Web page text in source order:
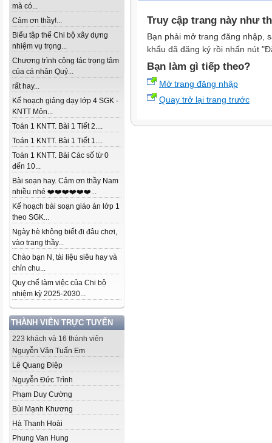
mà có...
Cảm ơn thầy!...
Biểu tập thể Chi bộ xây dựng
nhiệm vụ trọng...
Chương trình công tác trọng tâm
của cá nhân Quý...
rất hay...
Kế hoạch giảng dạy lớp 4 SGK -
KNTT Môn...
Toán 1 KNTT. Bài 1 Tiết 2....
Toán 1 KNTT. Bài 1 Tiết 1....
Toán 1 KNTT. Bài Các số từ 0
đến 10...
Bài soạn hay. Cảm ơn thầy Nam
nhiều nhé ❤️❤️❤️❤️❤️❤️...
Kế hoạch bài soạn giáo án lớp 1
theo SGK...
Ngày hè không biết đi đâu chơi,
vào trang thầy...
Chào bạn N, tài liệu siêu hay và
chỉn chu...
Quy chế làm việc của Chi bộ
nhiệm kỳ 2025-2030...
THÀNH VIÊN TRỰC TUYẾN
223 khách và 16 thành viên
Nguyễn Văn Tuấn Em
Lê Quang Điệp
Nguyễn Đức Trình
Phạm Duy Cường
Bùi Mạnh Khương
Hà Thanh Hoài
Phung Van Hung
Truy cập trang này như
Bạn phải mở trang đăng nhập,
khẩu đã đăng ký rồi nhấn nút
Bạn làm gì tiếp theo?
Mở trang đăng nhập
Quay trở lại trang trước